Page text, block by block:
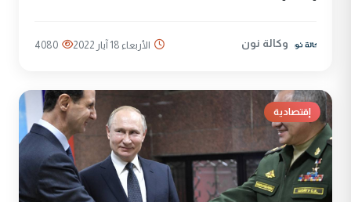
وكالة نون الأربعاء 18 آيار 2022 4080
إقتصادية